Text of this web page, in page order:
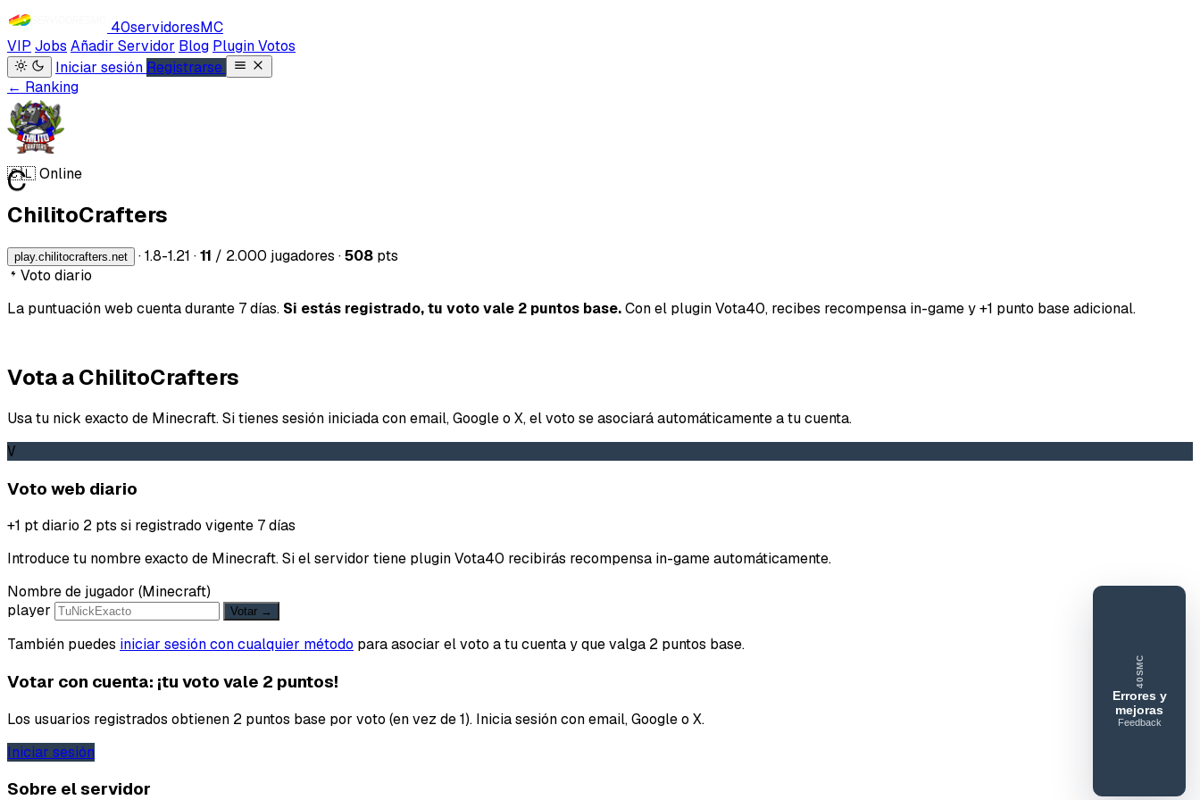
40servidoresMC
VIP Jobs Añadir Servidor Blog Plugin Votos
Iniciar sesión Registrarse
← Ranking
C
🇨🇱Online
ChilitoCrafters
play.chilitocrafters.net ·1.8-1.21 ·11 / 2.000 jugadores ·508 pts
Voto diario
La puntuación web cuenta durante 7 días. Si estás registrado, tu voto vale 2 puntos base.Con el plugin Vota40, recibes recompensa in-game y +1 punto base adicional.
Vota a ChilitoCrafters
Usa tu nick exacto de Minecraft. Si tienes sesión iniciada con email, Google o X, el voto se asociará automáticamente a tu cuenta.
V
Voto web diario
+1 pt diario 2 pts si registrado vigente 7 días
Introduce tu nombre exacto de Minecraft. Si el servidor tiene plugin Vota40 recibirás recompensa in-game automáticamente.
Nombre de jugador (Minecraft)
player
Votar →
También puedes iniciar sesión con cualquier método para asociar el voto a tu cuenta y que valga 2 puntos base.
Votar con cuenta: ¡tu voto vale 2 puntos!
Los usuarios registrados obtienen 2 puntos base por voto (en vez de 1). Inicia sesión con email, Google o X.
Iniciar sesión
Sobre el servidor
40SMC
Errores y
mejoras
Feedback
Reportar error o mejora